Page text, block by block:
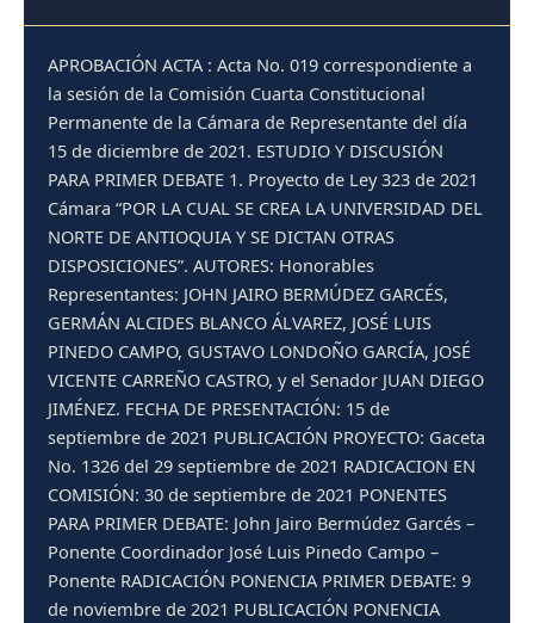
APROBACIÓN ACTA : Acta No. 019 correspondiente a
la sesión de la Comisión Cuarta Constitucional
Permanente de la Cámara de Representante del día
15 de diciembre de 2021. ESTUDIO Y DISCUSIÓN
PARA PRIMER DEBATE 1. Proyecto de Ley 323 de 2021
Cámara “POR LA CUAL SE CREA LA UNIVERSIDAD DEL
NORTE DE ANTIOQUIA Y SE DICTAN OTRAS
DISPOSICIONES”. AUTORES: Honorables
Representantes: JOHN JAIRO BERMÚDEZ GARCÉS,
GERMÁN ALCIDES BLANCO ÁLVAREZ, JOSÉ LUIS
PINEDO CAMPO, GUSTAVO LONDOÑO GARCÍA, JOSÉ
VICENTE CARREÑO CASTRO, y el Senador JUAN DIEGO
JIMÉNEZ. FECHA DE PRESENTACIÓN: 15 de
septiembre de 2021 PUBLICACIÓN PROYECTO: Gaceta
No. 1326 del 29 septiembre de 2021 RADICACION EN
COMISIÓN: 30 de septiembre de 2021 PONENTES
PARA PRIMER DEBATE: John Jairo Bermúdez Garcés –
Ponente Coordinador José Luis Pinedo Campo –
Ponente RADICACIÓN PONENCIA PRIMER DEBATE: 9
de noviembre de 2021 PUBLICACIÓN PONENCIA